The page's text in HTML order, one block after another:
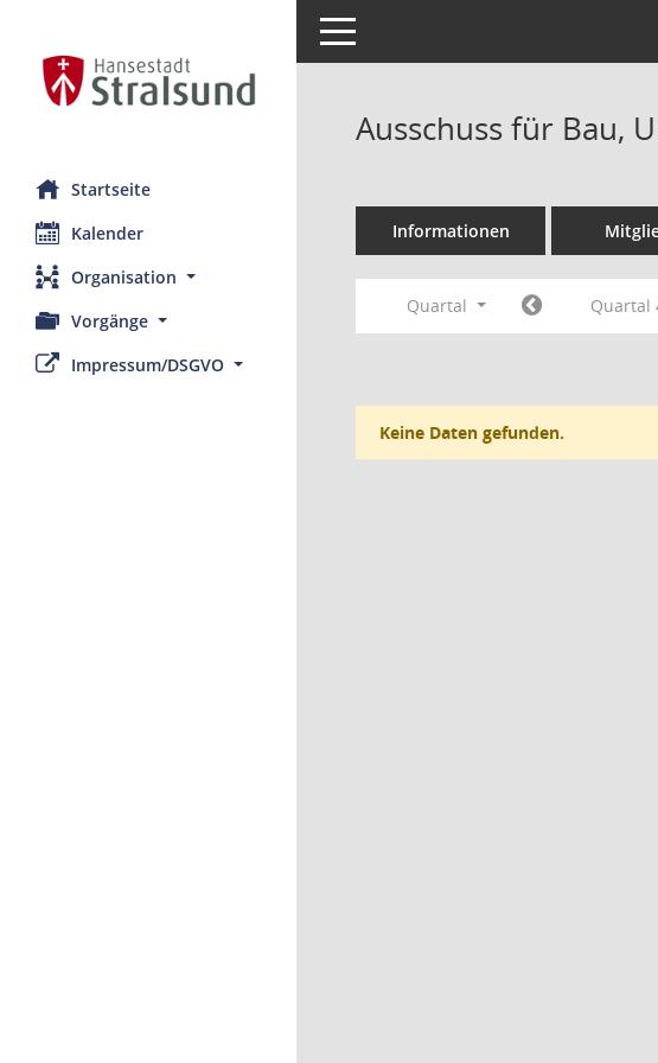
Startseite
Kalender
Organisation
Vorgänge
Impressum/DSGVO
Toggle navigation
Ausschuss für Bau,
Informationen
Quartal Quartal
Keine Daten gefunden.